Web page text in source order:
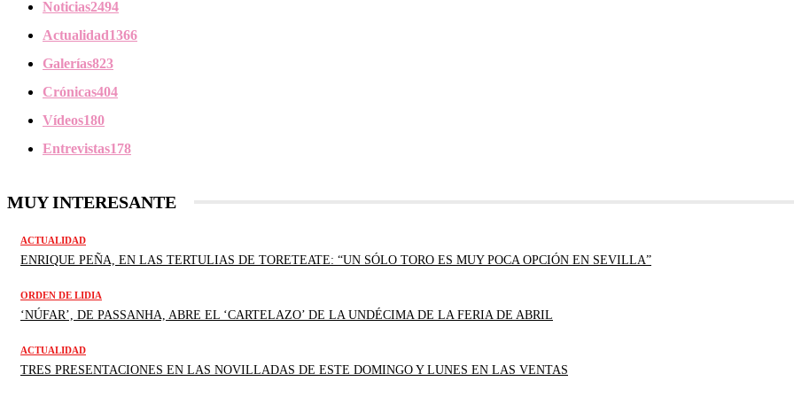
Noticias2494
Actualidad1366
Galerías823
Crónicas404
Vídeos180
Entrevistas178
MUY INTERESANTE
ACTUALIDAD
ENRIQUE PEÑA, EN LAS TERTULIAS DE TORETEATE: “UN SÓLO TORO ES MUY POCA OPCIÓN EN SEVILLA”
ORDEN DE LIDIA
‘NÚFAR’, DE PASSANHA, ABRE EL ‘CARTELAZO’ DE LA UNDÉCIMA DE LA FERIA DE ABRIL
ACTUALIDAD
TRES PRESENTACIONES EN LAS NOVILLADAS DE ESTE DOMINGO Y LUNES EN LAS VENTAS